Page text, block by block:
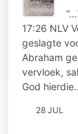
17:26 NLV
geslagte
Abraham
vervloek,
God
28 JUL